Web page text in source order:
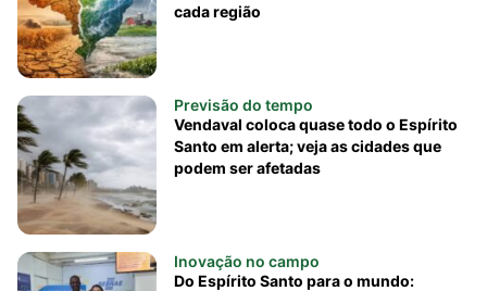
cada região
Previsão do tempo
Vendaval coloca quase todo o Espírito
Santo em alerta; veja as cidades que
podem ser afetadas
Inovação no campo
Do Espírito Santo para o mundo: